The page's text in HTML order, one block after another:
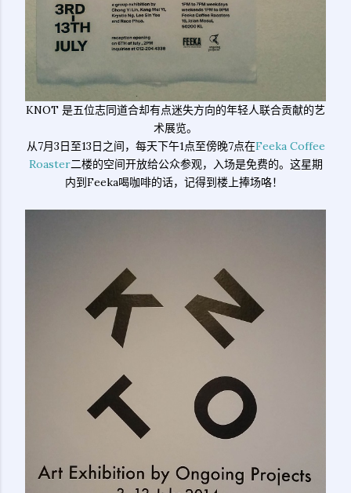
KNOT 是五位志同道合却有点迷失方向的年轻人联合贡献的艺
术展览。
从7月3日至13日之间，每天下午1点至傍晚7点在Feeka Coffee
Roaster二楼的空间开放给公众参观，入场是免费的。这星期
内到Feeka喝咖啡的话，记得到楼上捧场咯！